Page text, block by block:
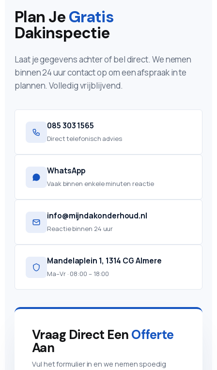
Plan JeGratis
Dakinspectie
Laat je gegevens achter of bel direct. We nemen
binnen 24 uur contact op om een afspraak in te
plannen. Volledig vrijblijvend.
085 303 1565
Direct telefonisch advies
WhatsApp
Vaak binnen enkele minuten reactie
info@mijndakonderhoud.nl
Reactie binnen 24 uur
Mandelaplein 1, 1314 CG Almere
Ma–Vr · 08:00 – 18:00
Vraag Direct Een Offerte
Aan
Vul het formulier in en we nemen spoedig